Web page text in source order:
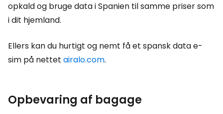
opkald og bruge data i Spanien til samme priser som
i dit hjemland.
Ellers kan du hurtigt og nemt få et spansk data e-
sim på nettet airalo.com.
Opbevaring af bagage